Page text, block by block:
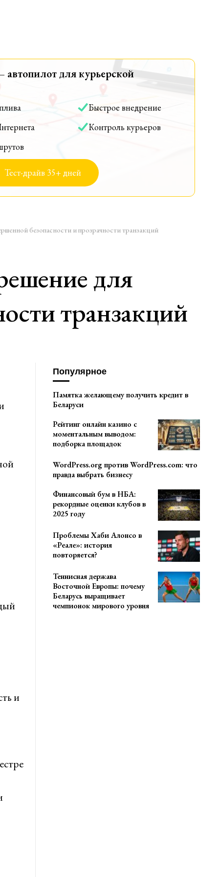
для курьерской
Быстрое внедрение
Контроль курьеров
Тест-драйв 35+ дней
безопасности и прозрачности транзакций
для
транзакций
и
Популярное
Памятка желающему получить кредит в
Беларуси
Рейтинг онлайн казино с
моментальным выводом:
подборка площадок
WordPress.org против WordPress.com: что
правда выбрать бизнесу
Финансовый бум в НБА:
рекордные оценки клубов в
2025 году
Проблемы Хаби Алонсо в
«Реале»: история
повторяется?
Теннисная держава
Восточной Европы: почему
Беларусь выращивает
чемпионок мирового уровня